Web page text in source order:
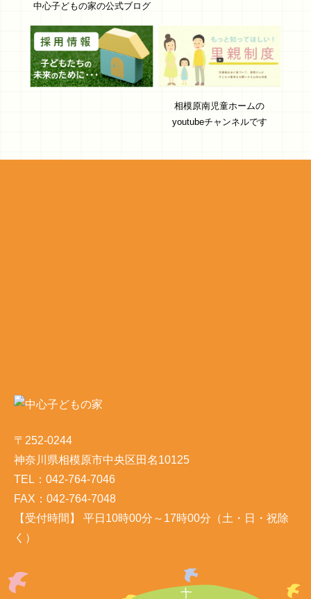
中心子どもの家の公式ブログ
相模原南児童ホームの
youtubeチャンネルです
〒252-0244
神奈川県相模原市中央区田名10125
TEL：042-764-7046
FAX：042-764-7048
【受付時間】 平日10時00分～17時00分（土・日・祝除
く）